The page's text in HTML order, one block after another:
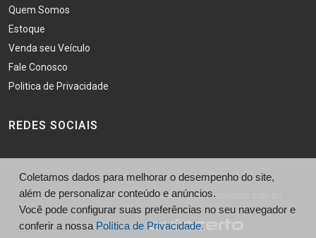
Quem Somos
Estoque
Venda seu Veículo
Fale Conosco
Politica de Privacidade
REDES SOCIAIS
© Auto Minas Seminovos - http://autominasseminovos.com.br/
Desenvolvido por
Coletamos dados para melhorar o desempenho do site,
além de personalizar conteúdo e anúncios.
Você pode configurar suas preferências no seu navegador e
conferir a nossa Política de Privacidade.